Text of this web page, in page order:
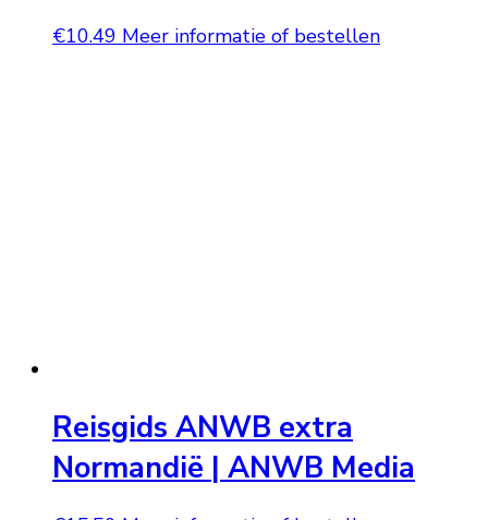
€10.49 Meer informatie of bestellen
Reisgids ANWB extra
Normandië | ANWB Media